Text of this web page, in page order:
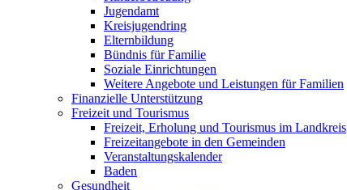
Jugendamt
Kreisjugendring
Elternbildung
Bündnis für Familie
Soziale Einrichtungen
Weitere Angebote und Leistungen für Familien
Finanzielle Unterstützung
Freizeit und Tourismus
Freizeit, Erholung und Tourismus im Landkreis
Freizeitangebote in den Gemeinden
Veranstaltungskalender
Baden
Gesundheit